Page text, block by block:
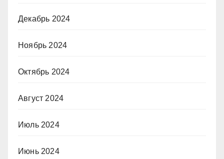
Декабрь 2024
Ноябрь 2024
Октябрь 2024
Август 2024
Июль 2024
Июнь 2024